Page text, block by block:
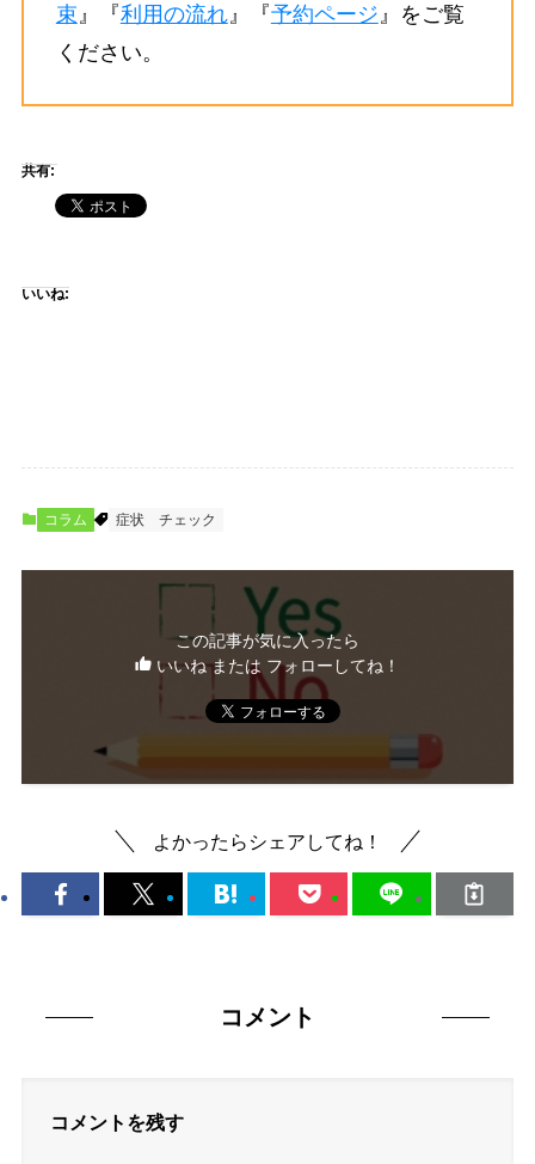
束』『利用の流れ』『予約ページ』をご覧
ください。
共有:
いいね:
コラム 症状 チェック
この記事が気に入ったら
いいね または フォローしてね！
よかったらシェアしてね！
コメント
コメントを残す